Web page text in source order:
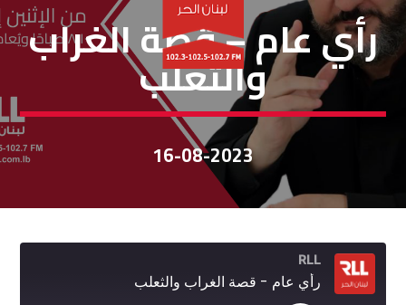
رأي عام
رأي عام – قصة الغراب
والثعلب
16-08-2023
RLL
رأي عام - قصة الغراب والثعلب